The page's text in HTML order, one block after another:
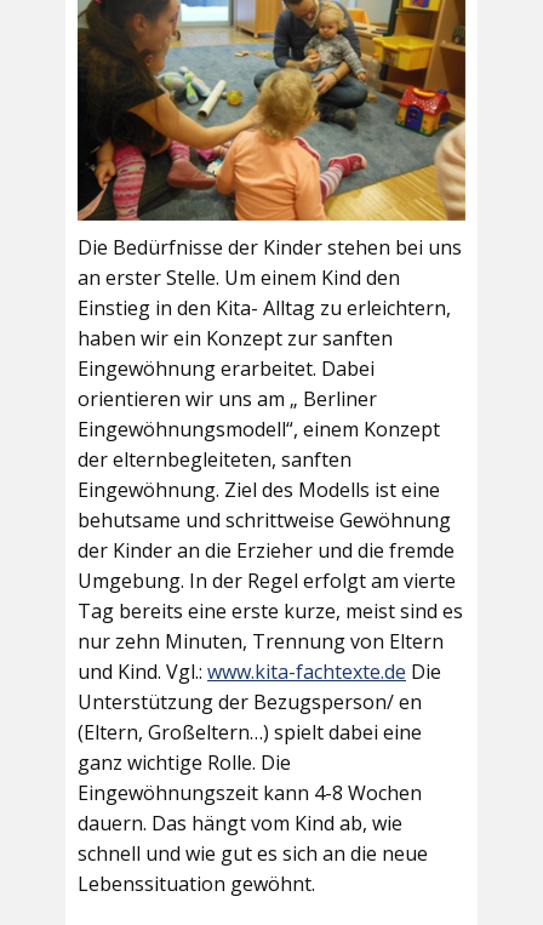
Die Bedürfnisse der Kinder stehen bei uns
an erster Stelle. Um einem Kind den
Einstieg in den Kita- Alltag zu erleichtern,
haben wir ein Konzept zur sanften
Eingewöhnung erarbeitet. Dabei
orientieren wir uns am „ Berliner
Eingewöhnungsmodell“, einem Konzept
der elternbegleiteten, sanften
Eingewöhnung. Ziel des Modells ist eine
behutsame und schrittweise Gewöhnung
der Kinder an die Erzieher und die fremde
Umgebung. In der Regel erfolgt am vierte
Tag bereits eine erste kurze, meist sind es
nur zehn Minuten, Trennung von Eltern
und Kind. Vgl.: www.kita-fachtexte.de Die
Unterstützung der Bezugsperson/ en
(Eltern, Großeltern…) spielt dabei eine
ganz wichtige Rolle. Die
Eingewöhnungszeit kann 4-8 Wochen
dauern. Das hängt vom Kind ab, wie
schnell und wie gut es sich an die neue
Lebenssituation gewöhnt.